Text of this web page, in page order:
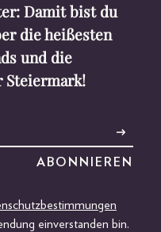
Damit bist du
die heißesten
und die
Steiermark!
einverstanden bin.